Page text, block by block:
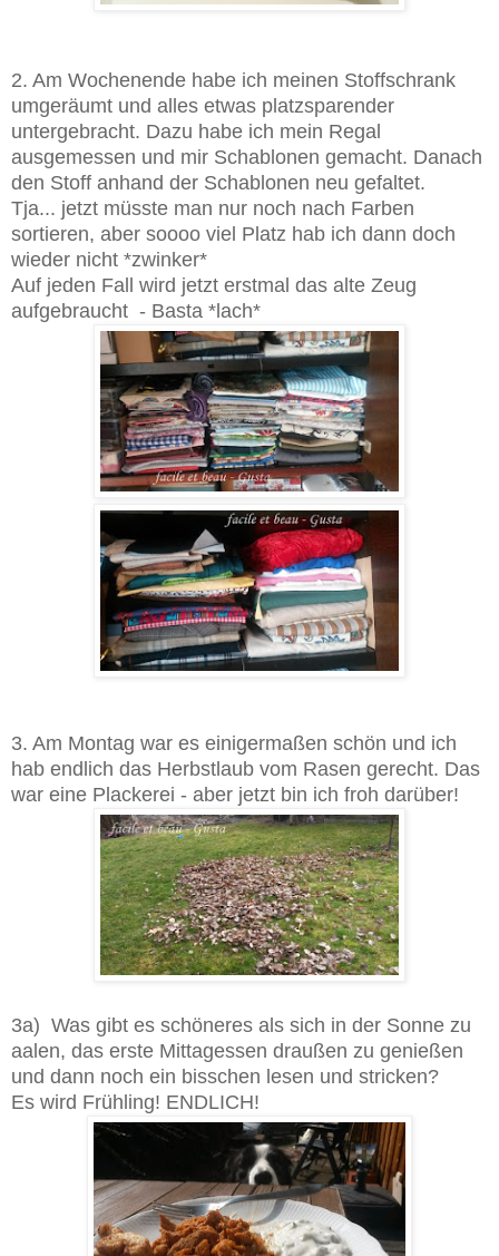
2. Am Wochenende habe ich meinen Stoffschrank
umgeräumt und alles etwas platzsparender
untergebracht. Dazu habe ich mein Regal
ausgemessen und mir Schablonen gemacht. Danach
den Stoff anhand der Schablonen neu gefaltet.
Tja... jetzt müsste man nur noch nach Farben
sortieren, aber soooo viel Platz hab ich dann doch
wieder nicht *zwinker*
Auf jeden Fall wird jetzt erstmal das alte Zeug
aufgebraucht - Basta *lach*
3. Am Montag war es einigermaßen schön und ich
hab endlich das Herbstlaub vom Rasen gerecht. Das
war eine Plackerei - aber jetzt bin ich froh darüber!
3a) Was gibt es schöneres als sich in der Sonne zu
aalen, das erste Mittagessen draußen zu genießen
und dann noch ein bisschen lesen und stricken?
Es wird Frühling! ENDLICH!